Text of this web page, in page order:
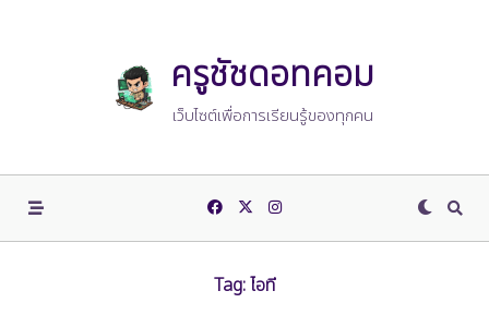
ครูชัชดอทคอม
เว็บไซต์เพื่อการเรียนรู้ของทุกคน
Tag:ไอที